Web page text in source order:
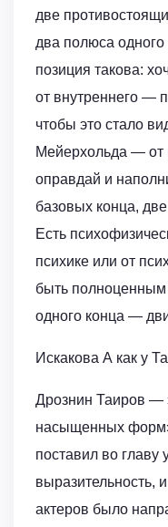
две
два полюса
позиция такова:
от внутреннего —
чтобы это стало
Мейерхольда — от
оправдай и
базовых конца,
Есть
психике или от
быть полноценным
одного конца —
Искакова А как у
Дрознин Таиров —
насыщенных
поставил во главу
выразительность,
актеров было